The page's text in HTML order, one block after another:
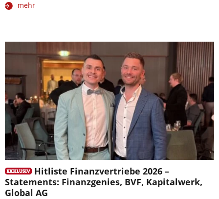
mehr
Hitliste Finanzvertriebe 2026 –
Statements: Finanzgenies, BVF, Kapitalwerk,
Global AG